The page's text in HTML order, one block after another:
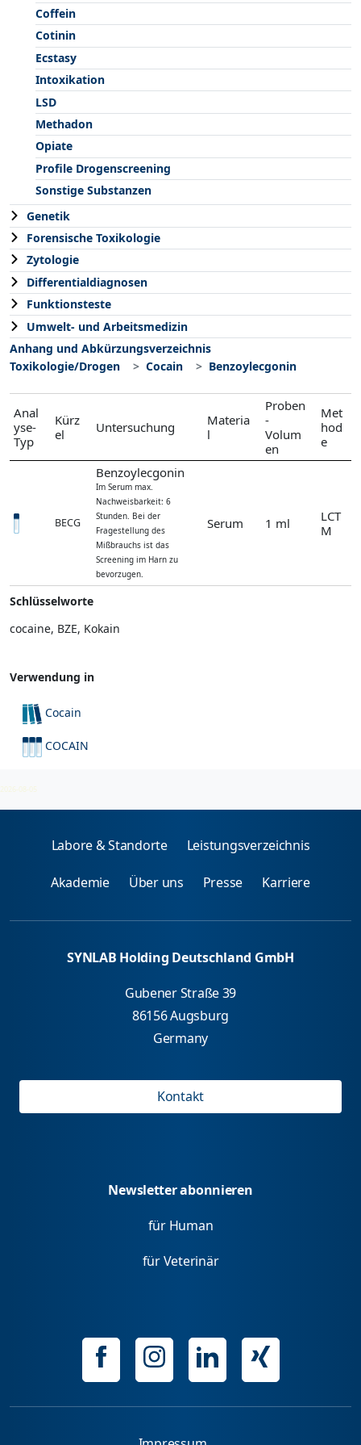
Coffein
Cotinin
Ecstasy
Intoxikation
LSD
Methadon
Opiate
Profile Drogenscreening
Sonstige Substanzen
Genetik
Forensische Toxikologie
Zytologie
Differentialdiagnosen
Funktionsteste
Umwelt- und Arbeitsmedizin
Anhang und Abkürzungsverzeichnis
Toxikologie/Drogen
Cocain Benzoylecgonin
Anal
yse-
Typ
Kürz
el
Untersuchung
Materia
l
Proben
-
Volum
en
Met
hod
e
BECG
Benzoylecgonin
Im Serum max.
Nachweisbarkeit: 6
Stunden. Bei der
Fragestellung des
Mißbrauchs ist das
Screening im Harn zu
bevorzugen.
Serum 1 ml
LCT
M
Schlüsselworte
cocaine, BZE, Kokain
Verwendung in
Cocain
COCAIN
2026-08-05
Labore & Standorte Leistungsverzeichnis
Akademie Über uns Presse Karriere
SYNLAB Holding Deutschland GmbH
Gubener Straße 39
86156 Augsburg
Germany
Kontakt
Newsletter abonnieren
für Human
für Veterinär